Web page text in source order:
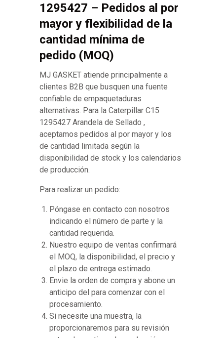
1295427 – Pedidos al por
mayor y flexibilidad de la
cantidad mínima de
pedido (MOQ)
MJ GASKET atiende principalmente a
clientes B2B que busquen una fuente
confiable de empaquetaduras
alternativas. Para la Caterpillar C15
1295427 Arandela de Sellado ,
aceptamos pedidos al por mayor y los
de cantidad limitada según la
disponibilidad de stock y los calendarios
de producción.
Para realizar un pedido:
Póngase en contacto con nosotros
indicando el número de parte y la
cantidad requerida.
Nuestro equipo de ventas confirmará
el MOQ, la disponibilidad, el precio y
el plazo de entrega estimado.
Envie la orden de compra y abone un
anticipo del para comenzar con el
procesamiento.
Si necesite una muestra, la
proporcionaremos para su revisión